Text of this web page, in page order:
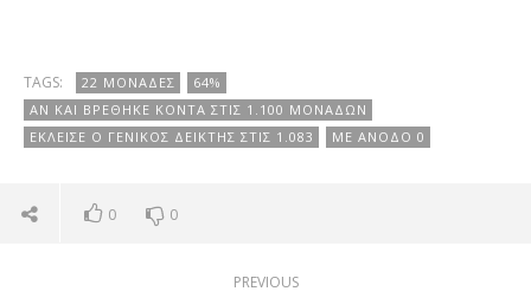
TAGS: 22 ΜΟΝΆΔΕΣ
64%
ΑΝ ΚΑΙ ΒΡΈΘΗΚΕ ΚΟΝΤΆ ΣΤΙΣ 1.100 ΜΟΝΆΔΩΝ
ΈΚΛΕΙΣΕ Ο ΓΕΝΙΚΌΣ ΔΕΊΚΤΗΣ ΣΤΙΣ 1.083
ΜΕ ΆΝΟΔΟ 0
0 0
PREVIOUS